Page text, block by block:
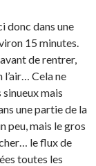
donc dans une
15 minutes.
de rentrer,
l’air… Cela ne
mais
une partie de la
peu, mais le gros
le flux de
toutes les